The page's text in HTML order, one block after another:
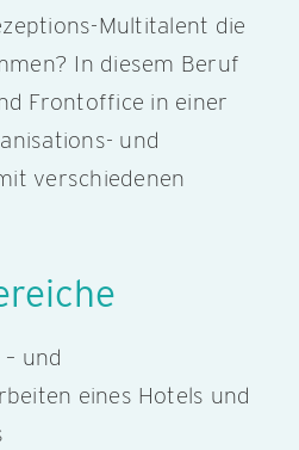
Multitalent die
In diesem Beruf
Frontoffice in einer
und
verschiedenen
und
eines Hotels und